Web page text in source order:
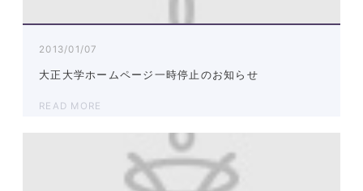
2013/01/07
大正大学ホームページ一時停止のお知らせ
READ MORE